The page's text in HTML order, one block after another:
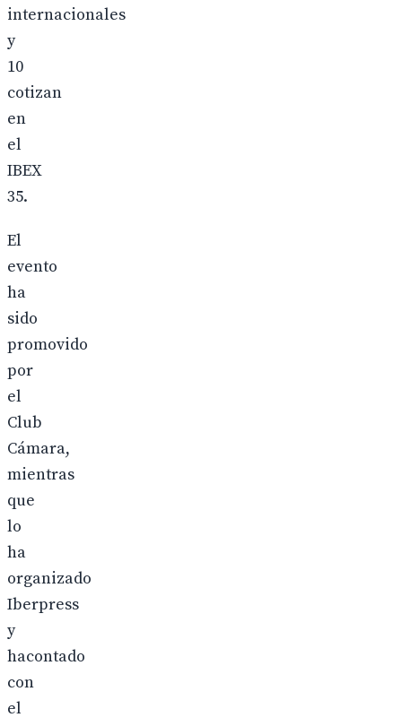
internacionales
y
10
cotizan
en
el
IBEX
35.
El
evento
ha
sido
promovido
por
el
Club
Cámara,
mientras
que
lo
ha
organizado
Iberpress
y
hacontado
con
el